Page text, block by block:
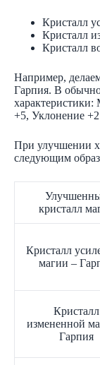
Кристалл
Кристалл
Кристалл
Например,
Гарпия. В
+5, Уклонение +2
При улучшении
следующим
кристалл
Кристалл
магии –
Кристалл
измененной
Гарпия